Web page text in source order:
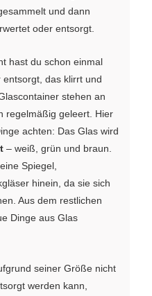
und dann
oder entsorgt.
hast du schon einmal
entsorgt, das klirrt und
stehen an
regelmäßig geleert. Hier
achten: Das Glas wird
– weiß, grün und braun.
Spiegel,
hinein, da sie sich
Aus dem restlichen
Dinge aus Glas
seiner Größe nicht
werden kann,